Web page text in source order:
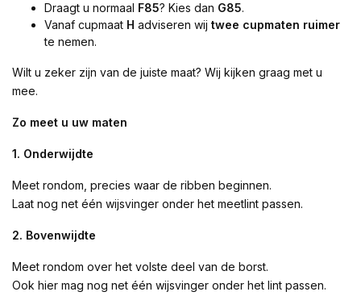
Draagt u normaal F85? Kies dan G85.
Vanaf cupmaat H adviseren wij twee cupmaten ruimer
te nemen.
Wilt u zeker zijn van de juiste maat? Wij kijken graag met u
mee.
Zo meet u uw maten
1. Onderwijdte
Meet rondom, precies waar de ribben beginnen.
Laat nog net één wijsvinger onder het meetlint passen.
2. Bovenwijdte
Meet rondom over het volste deel van de borst.
Ook hier mag nog net één wijsvinger onder het lint passen.